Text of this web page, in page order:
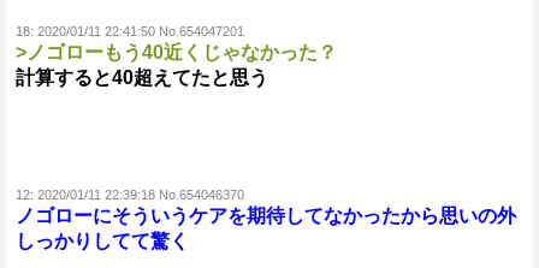
18: 2020/01/11 22:41:50 No.654047201
>ノゴローもう40近くじゃなかった？
計算すると40超えてたと思う
12: 2020/01/11 22:39:18 No.654046370
ノゴローにそういうケアを期待してなかったから思いの外
しっかりしてて驚く